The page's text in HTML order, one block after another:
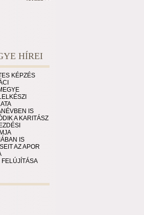
HÍREI
KÉPZÉS
IS
A KARITÁSZ
IS
AZ APOR
FELÚJÍTÁSA